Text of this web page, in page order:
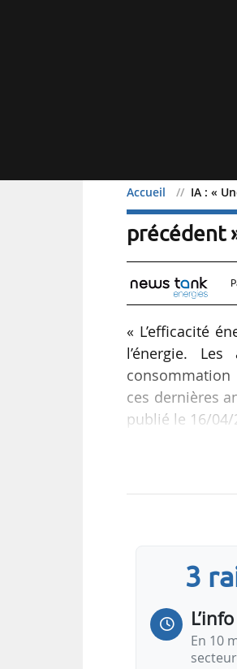
Accueil IA : «
IA : « Une
précédent
« L’efficacité
l’énergie.
consommation
ces dernières
publié le 16/04/
Selon le
l’expansion
3
En 10